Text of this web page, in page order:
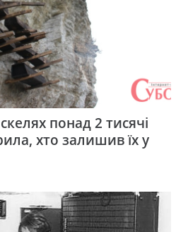
понад 2 тисячі
хто залишив їх у